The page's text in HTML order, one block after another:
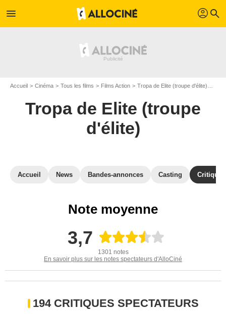
menu profil search
Accueil Cinéma Tous les films Films Action Tropa de Elite (troupe d'élite)
Tropa de Elite (troupe
d'élite)
Accueil News Bandes-annonces Casting
Note moyenne
3,7
1301 notes
En savoir plus sur les notes spectateurs d'AlloCiné
194 CRITIQUES SPECTATEURS